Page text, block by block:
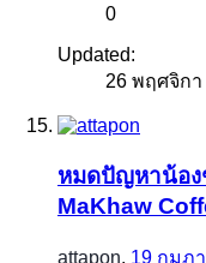
0
Updated:
26 พฤศจิกา
หมดปัญหาน้อง
MaKhaw
attapon, 19 กุมภ